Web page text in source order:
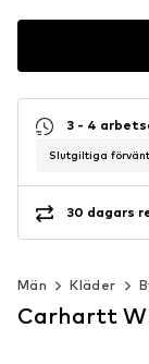
3 - 4
Slutgiltiga
30 dagars
Män Kläder
Carhartt